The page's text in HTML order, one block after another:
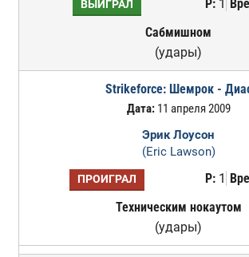
ВЫИГРАЛ Р:1
Сабмишном
(удары)
Strikeforce: Шемрок -
Дата:11 апреля 2009
Эрик Лоусон
(Eric Lawson)
ПРОИГРАЛ Р:1
Техническим нокаутом
(удары)